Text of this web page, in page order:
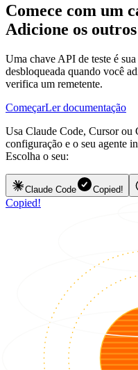
Comece com um
Adicione os
Uma chave API de teste é
desbloqueada quando você
verifica um remetente.
ComeçarLer documentação
Usa Claude Code, Cursor ou
configuração e o seu agente
Escolha o seu:
Claude Code Copied!
Copied!